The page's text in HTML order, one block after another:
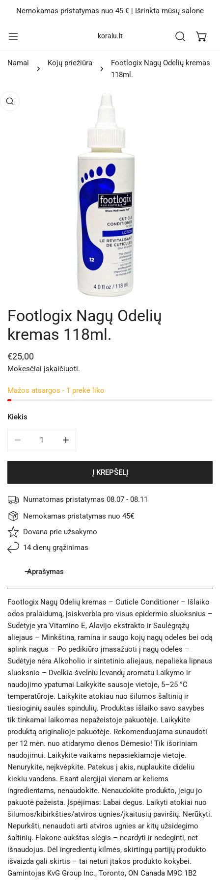
PRIE TURINIO
Nemokamas pristatymas nuo 45 € | Išrinkta mūsų salone
koralu.lt
Namai Kojų priežiūra
Footlogix Nagų Odelių kremas
118ml.
PRODUKTO INFORMACIJOS
ATIDARYKITE MEDIJĄ GALERIJOS RODINYJE
Footlogix Nagų Odelių
kremas 118ml.
Reguliari
kaina
€25,00
Mokesčiai įskaičiuoti.
Mažos atsargos - 1 prekė liko
Kiekis
Į KREPŠELĮ
Numatomas pristatymas 08.07 - 08.11
Nemokamas pristatymas nuo 45€
Dovana prie užsakymo
14 dienų grąžinimas
Aprašymas
Footlogix Nagų Odelių kremas – Cuticle Conditioner – Išlaiko
odos pralaidumą, įsiskverbia pro visus epidermio sluoksnius –
Sudėtyje yra Vitamino E, Alavijo ekstrakto ir Saulėgrąžų
aliejaus – Minkština, ramina ir saugo kojų nagų odeles bei odą
aplink nagus – Po pedikiūro įmasažuoti į nagų odeles –
Sudėtyje nėra Alkoholio ir sintetinio aliejaus, nepalieka lipnaus
sluoksnio – Dvelkia švelniu levandų aromatu Laikymo ir
naudojimo ypatumai Laikykite sausoje vietoje, 5–25 °C
temperatūroje. Laikykite atokiau nuo šilumos šaltinių ir
tiesioginių saulės spindulių. Produktas išlaiko savo savybes
tik tinkamai laikomas nepažeistoje pakuotėje. Laikykite
produktą originalioje pakuotėje. Rekomenduojama sunaudoti
per 12 mėn. nuo atidarymo dienos Dėmesio! Tik išoriniam
naudojimui. Laikykite vaikams nepasiekiamoje vietoje.
Nenurykite, neįkvėpkite. Patekus į akis, nuplaukite dideliu
kiekiu vandens. Esant alergijai vienam ar keliems
ingredientams, nenaudokite. Nenaudokite produkto, jeigu jo
pakuotė pažeista. Įspėjimas: Labai degus. Laikyti atokiai nuo
šilumos/kibirkšties/atviros ugnies/įkaitusių paviršių. Nerūkyti.
Nepurkšti, nenaudoti arti atviros ugnies ar kitų užsidegimo
šaltinių. Flakone aukštas slėgis – neardyti ir nedeginti, net
išnaudojus. Dėl ingredientų kilmės, skirtingų partijų produkto
išvaizda gali skirtis – tai neturi įtakos produkto kokybei.
Gamintojas KvG Group Inc., Toronto, ON Canada M9C 1B2